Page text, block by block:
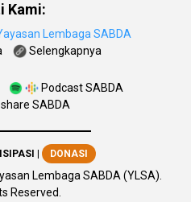
Kami:
Lembaga SABDA
Selengkapnya
Podcast SABDA
SABDA
| DONASI
Lembaga SABDA (YLSA).
Reserved.